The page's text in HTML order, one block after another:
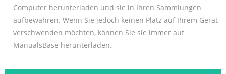
Computer herunterladen und sie in Ihren Sammlungen
aufbewahren. Wenn Sie jedoch keinen Platz auf Ihrem Gerät
verschwenden möchten, können Sie sie immer auf
ManualsBase herunterladen.